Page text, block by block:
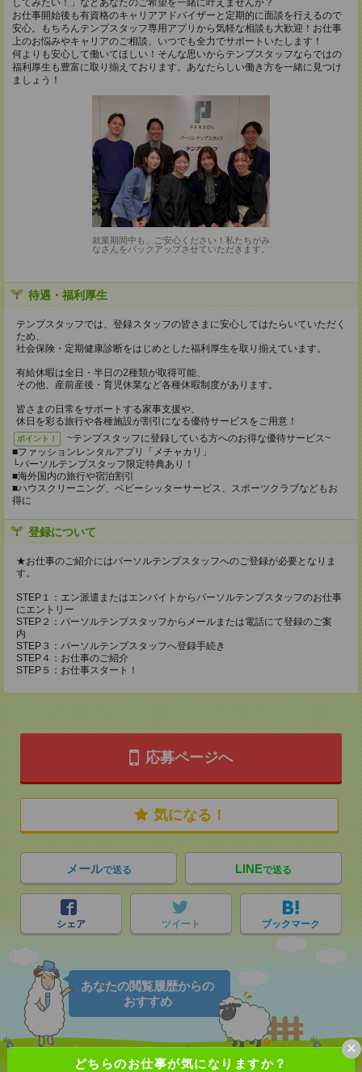
どちらのお仕事が気になりますか？
×
してみたい！」などあなたのご希望を一緒に叶えませんか？
お仕事開始後も有資格のキャリアアドバイザーと定期的に面談を行えるので
安心。もちろんテンプスタッフ専用アプリから気軽な相談も大歓迎！お仕事
上のお悩みやキャリアのご相談、いつでも全力でサポートいたします！
何よりも安心して働いてほしい！そんな思いからテンプスタッフならではの
福利厚生も豊富に取り揃えております。あなたらしい働き方を一緒に見つけ
ましょう！
就業期間中も、ご安心ください！私たちがみ
なさんをバックアップさせていただきます。
待遇・福利厚生
テンプスタッフでは、登録スタッフの皆さまに安心してはたらいていただく
ため、
社会保険・定期健康診断をはじめとした福利厚生を取り揃えています。
有給休暇は全日・半日の2種類が取得可能、
その他、産前産後・育児休業など各種休暇制度があります。
皆さまの日常をサポートする家事支援や、
休日を彩る旅行や各種施設が割引になる優待サービスをご用意！
ポイント！
~テンプスタッフに登録している方へのお得な優待サービス~
■ファッションレンタルアプリ「メチャカリ」
└パーソルテンプスタッフ限定特典あり！
■海外国内の旅行や宿泊割引
■ハウスクリーニング、ベビーシッターサービス、スポーツクラブなどもお
得に
登録について
★お仕事のご紹介にはパーソルテンプスタッフへのご登録が必要となりま
す。
STEP１：エン派遣またはエンバイトからパーソルテンプスタッフのお仕事
にエントリー
STEP２：パーソルテンプスタッフからメールまたは電話にて登録のご案
内
STEP３：パーソルテンプスタッフへ登録手続き
STEP４：お仕事のご紹介
STEP５：お仕事スタート！
応募ページへ
気になる！
メールで送る LINEで送る
シェア ツイート ブックマーク
あなたの閲覧履歴からの
おすすめ